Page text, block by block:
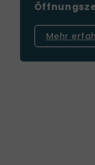
Mehr